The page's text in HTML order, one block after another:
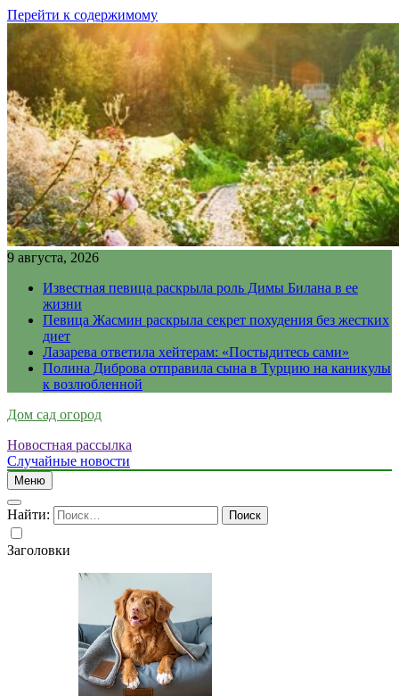
Перейти к содержимому
9 августа, 2026
Известная певица раскрыла роль Димы Билана в ее
жизни
Певица Жасмин раскрыла секрет похудения без жестких
диет
Лазарева ответила хейтерам: «Постыдитесь сами»
Полина Диброва отправила сына в Турцию на каникулы
к возлюбленной
Дом сад огород
Новостная рассылка
Случайные новости
Меню
Найти:
Заголовки